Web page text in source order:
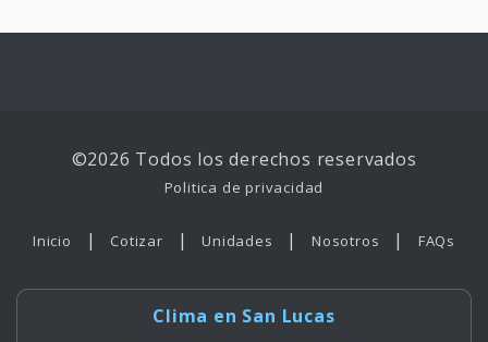
©2026 Todos los derechos reservados
Politica de privacidad
Inicio | Cotizar | Unidades | Nosotros | FAQs
Clima en San Lucas